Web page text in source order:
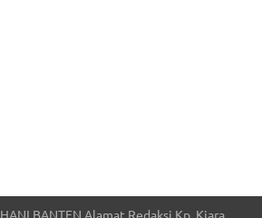
BANTEN Alamat Redaksi Kp. Kiara